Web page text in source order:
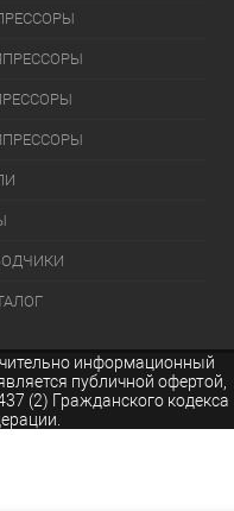
информационный
публичной офертой,
(2) Гражданского кодекса